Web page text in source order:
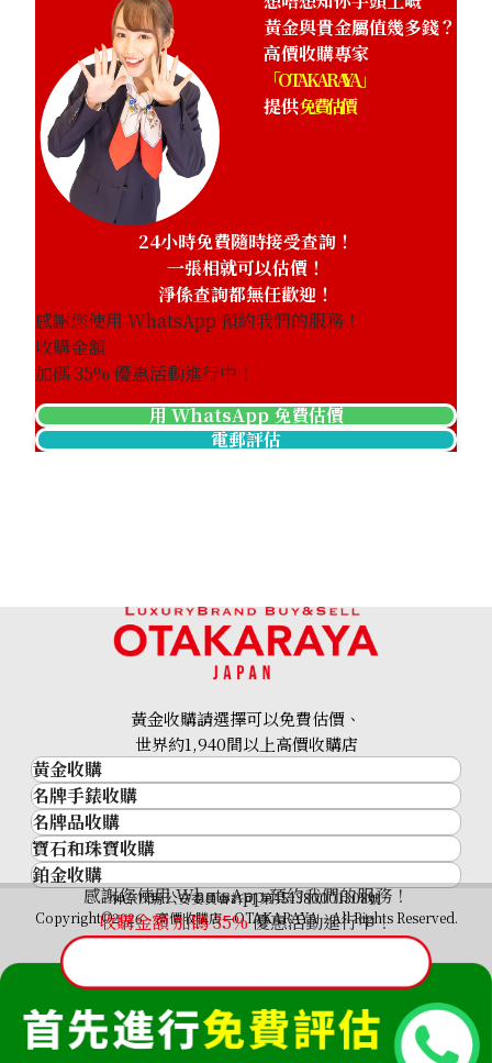
22K gold (K22) bracelet
HKD 6,211.24
黃金與貴金屬值幾多錢？
高價收購專家
「OTAKARAYA」
提供免費估價
24小時免費隨時接受查詢！
一張相就可以估價！
淨係查詢都無任歡迎！
感謝您使用 WhatsApp 預約我們的服務！
收購金額
加碼35% 優惠活動進行中！
用 WhatsApp 免費估價
電郵評估
感謝您使用 WhatsApp 預約我們的服務！
收購金額 加碼35%優惠活動進行中！
黃金收購請選擇可以免費估價、
世界約1,940間以上高價收購店
黃金收購
黃金･金條
金條
金幣及銀幣
過去十年黃金價格
金飾
金戒指
金頸鍊
名牌手錶收購
名牌手錶收購
勞力士 (Rolex)
Patek Philippe
Audemars Piguet
Vacheron Constantin
A. Lange & Söhne
Breguet
名牌品收購
名牌品收購
HERMES
LOUIS VUITTON
CHANEL
卡地亞（Cartier）
CELINE
FENDI
Christian Dior
寶石和珠寶收購
寶石和珠寶
祖母綠
藍寶石
紅寶石
鉑金收購
神奈川縣公安委員會許可 第451380001308號
Copyright©2026 高價收購店—OTAKARAYA All Rights Reserved.